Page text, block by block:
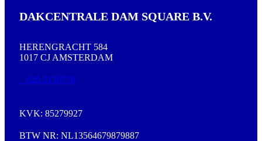
DAKCENTRALE DAM SQUARE B.V.
HERENGRACHT 584
1017 CJ AMSTERDAM
020 2136776
KVK: 85279927
BTW NR: NL13564679879887